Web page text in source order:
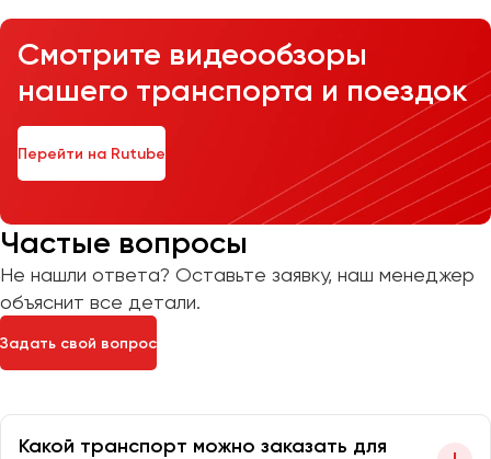
Смотрите видеообзоры
нашего транспорта и поездок
Перейти на Rutube
Частые вопросы
Не нашли ответа? Оставьте заявку, наш менеджер
объяснит все детали.
Задать свой вопрос
Какой транспорт можно заказать для